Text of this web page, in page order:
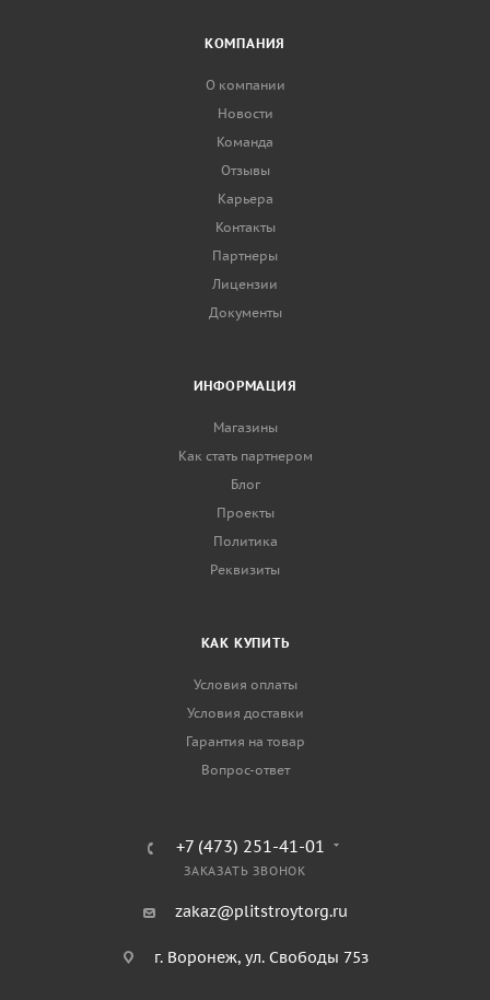
КОМПАНИЯ
О компании
Новости
Команда
Отзывы
Карьера
Контакты
Партнеры
Лицензии
Документы
ИНФОРМАЦИЯ
Магазины
Как стать партнером
Блог
Проекты
Политика
Реквизиты
КАК КУПИТЬ
Условия оплаты
Условия доставки
Гарантия на товар
Вопрос-ответ
+7 (473) 251-41-01
ЗАКАЗАТЬ ЗВОНОК
zakaz@plitstroytorg.ru
г. Воронеж, ул. Свободы 75з